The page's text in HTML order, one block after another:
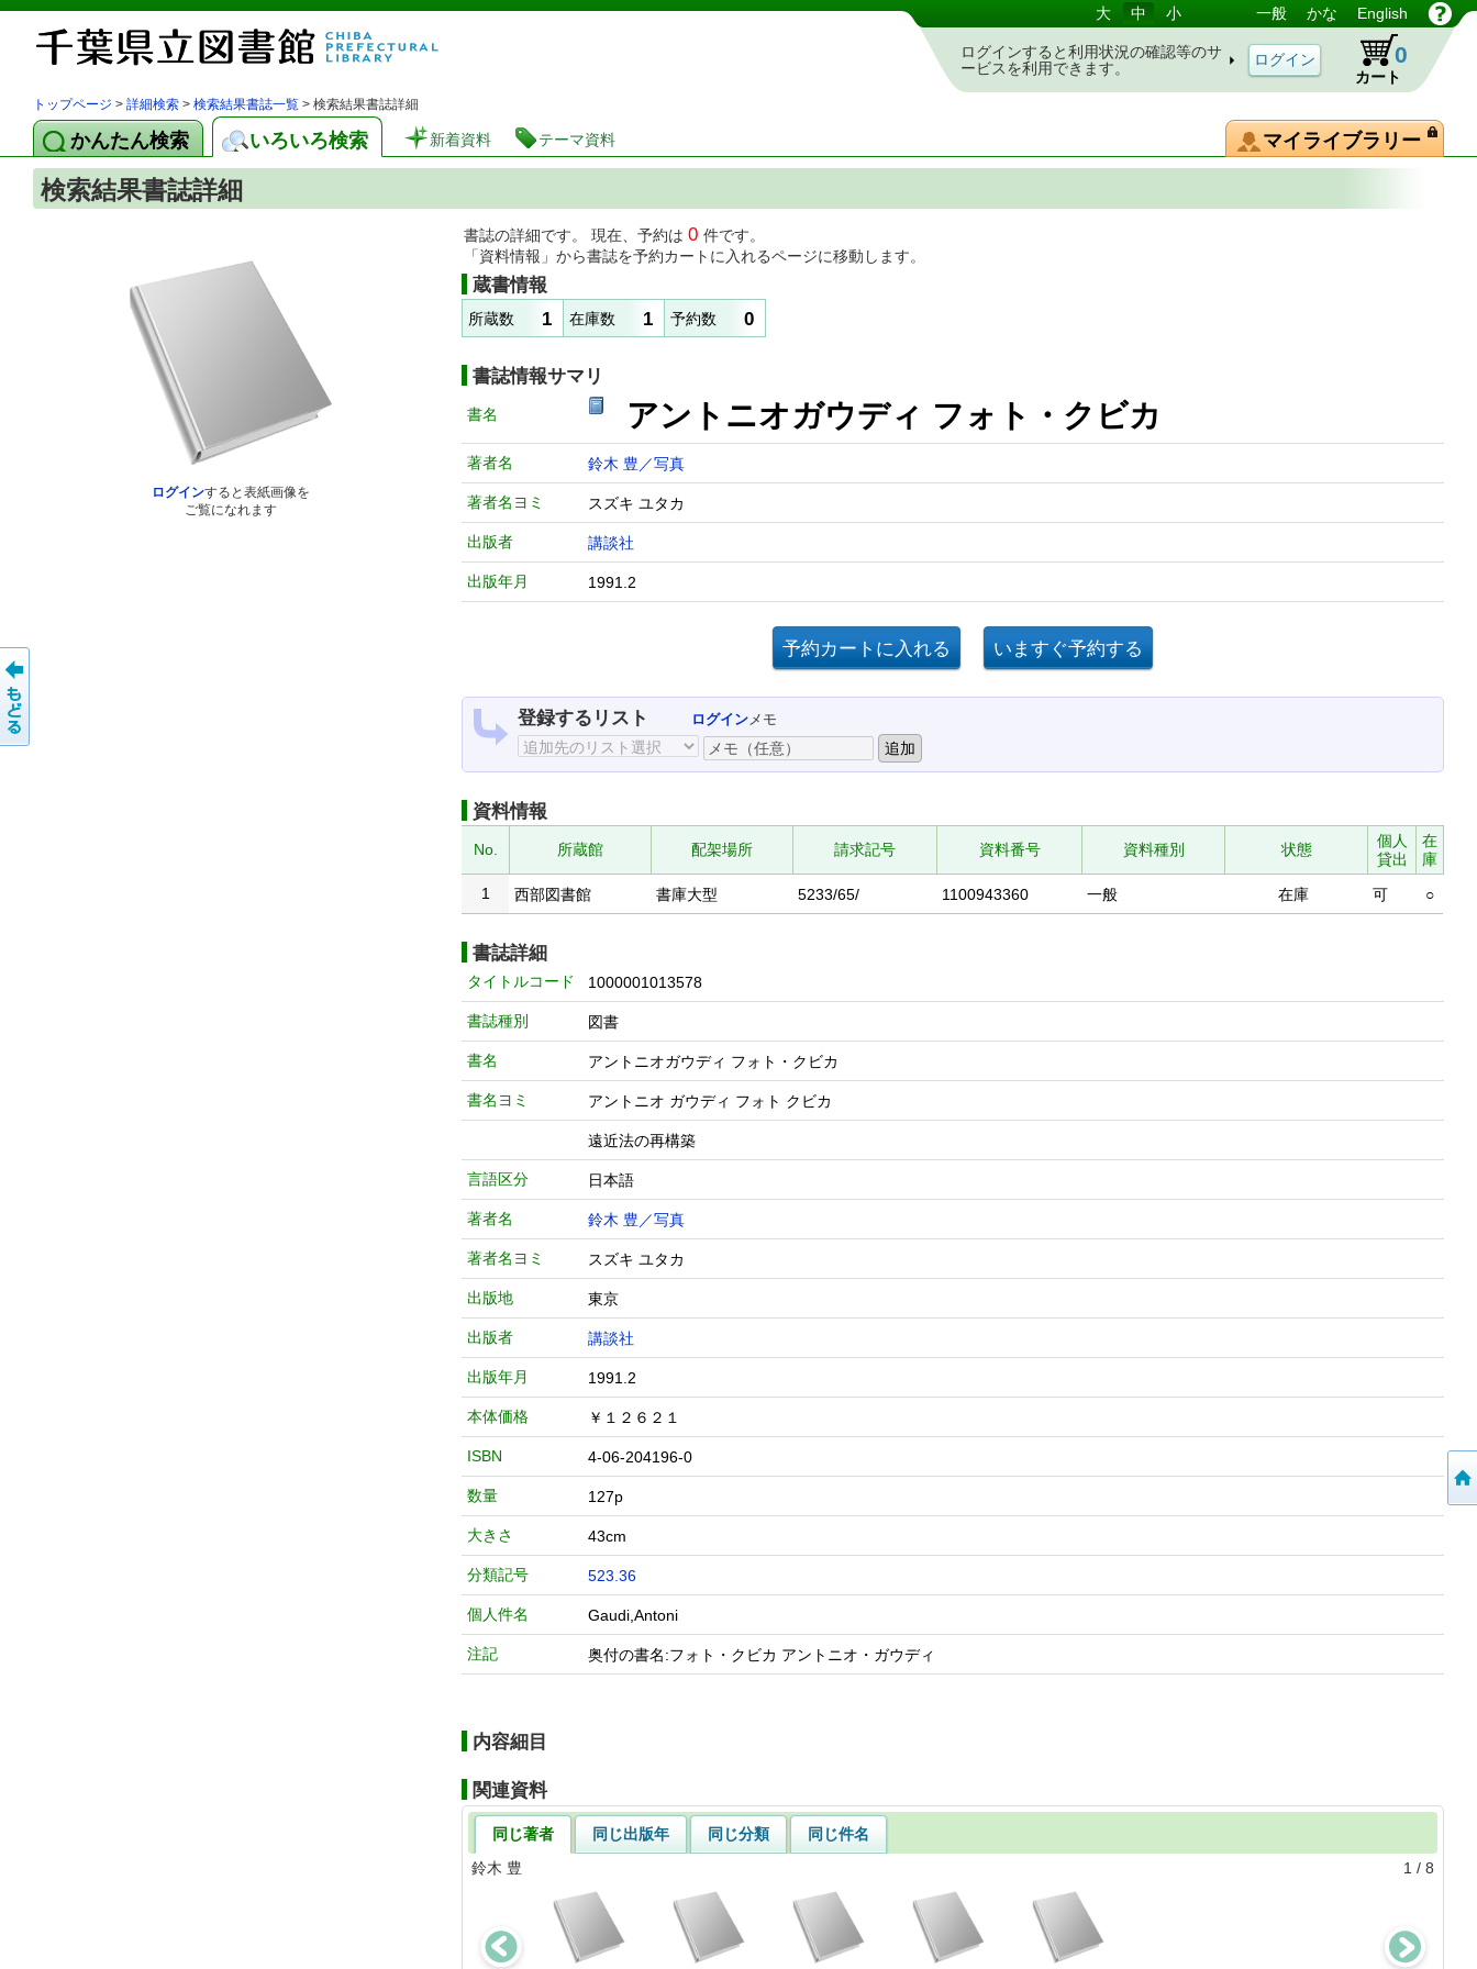
図書館 蔵書検索・予約システム 大 中 小 一般 かな English
ログインすると利用状況の確認等のサ
ービスを利用できます。
カート
0
トップページ > 詳細検索 > 検索結果書誌一覧 > 検索結果書誌詳細
かんたん検索 いろいろ検索 新着資料 テーマ資料 マイライブラリー
検索結果書誌詳細
ログインすると表紙画像を
ご覧になれます
書誌の詳細です。 現在、予約は 0 件です。
「資料情報」から書誌を予約カートに入れるページに移動します。
蔵書情報
所蔵数 1 在庫数 1 予約数 0
書誌情報サマリ
書名 アントニオガウディ フォト・クビカ
著者名 鈴木 豊／写真
著者名ヨミ スズキ ユタカ
出版者 講談社
出版年月 1991.2
登録するリスト ログインメモ
資料情報
No. 所蔵館 配架場所 請求記号 資料番号 資料種別 状態
個人
貸出
在
庫
1
西部図書館 書庫大型 5233/65/ 1100943360 一般 在庫 可 ○
書誌詳細
タイトルコード 1000001013578
書誌種別 図書
書名 アントニオガウディ フォト・クビカ
書名ヨミ アントニオ ガウディ フォト クビカ
遠近法の再構築
言語区分 日本語
著者名 鈴木 豊／写真
著者名ヨミ スズキ ユタカ
出版地 東京
出版者 講談社
出版年月 1991.2
本体価格 ￥１２６２１
ISBN 4-06-204196-0
数量 127p
大きさ 43cm
分類記号 523.36
個人件名 Gaudi,Antoni
注記 奥付の書名:フォト・クビカ アントニオ・ガウディ
内容細目
関連資料
同じ著者 同じ出版年 同じ分類
同じ件名
鈴木 豊
1 / 8